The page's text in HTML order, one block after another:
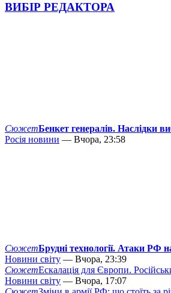
ВИБІР РЕДАКТОРА
СюжетБенкет генералів. Наслідки
Росія новини — Вчора, 23:58
СюжетБрудні технології. Атаки РФ
Новини світу — Вчора, 23:39
СюжетЕскалація для Європи.
Новини світу — Вчора, 17:07